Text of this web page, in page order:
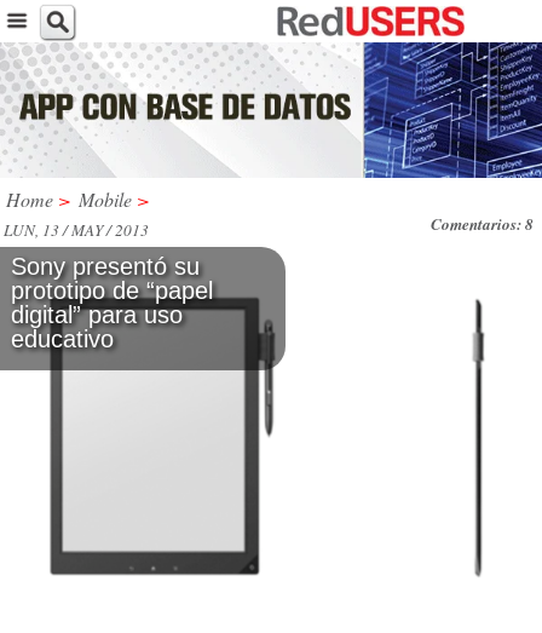
Home > Mobile >
Comentarios: 8
LUN, 13 / MAY / 2013
Sony presentó su
prototipo de “papel
digital” para uso
educativo